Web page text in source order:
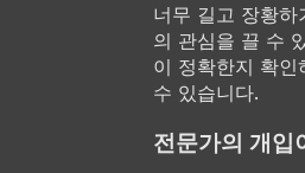
너무 길고 장황
의 관심을 끌 수
이 정확한지 확
수 있습니다.
전문가의 개입